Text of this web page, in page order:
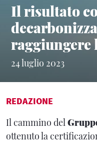
Il risultato
24 luglio 2023
REDAZIONE
Il cammino del
ottenuto la